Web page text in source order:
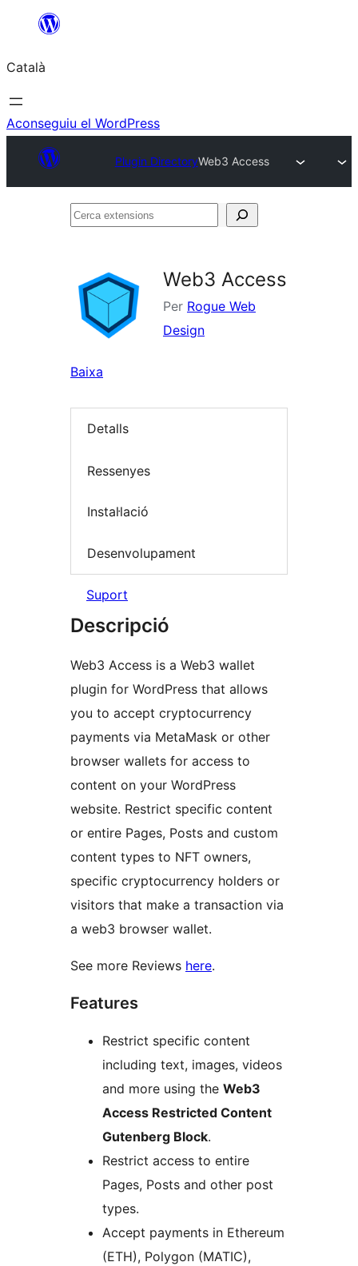
contingut
Català
Aconseguiu el WordPress
Plugin DirectoryWeb3 Access
Cerca
Web3 Access
Per Rogue Web
Design
Baixa
Detalls
Ressenyes
Instal·lació
Desenvolupament
Suport
Descripció
Web3 Access is a Web3 wallet
plugin for WordPress that allows
you to accept cryptocurrency
payments via MetaMask or other
browser wallets for access to
content on your WordPress
website. Restrict specific content
or entire Pages, Posts and custom
content types to NFT owners,
specific cryptocurrency holders or
visitors that make a transaction via
a web3 browser wallet.
See more Reviews here.
Features
Restrict specific content
including text, images, videos
and more using the Web3
Access Restricted Content
Gutenberg Block.
Restrict access to entire
Pages, Posts and other post
types.
Accept payments in Ethereum
(ETH), Polygon (MATIC),